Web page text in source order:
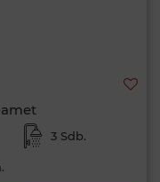
3 Sdb.